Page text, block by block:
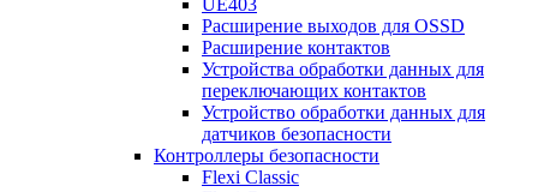
UE403
Расширение выходов для OSSD
Расширение контактов
Устройства обработки данных для
переключающих контактов
Устройство обработки данных для
датчиков безопасности
Контроллеры безопасности
Flexi Classic